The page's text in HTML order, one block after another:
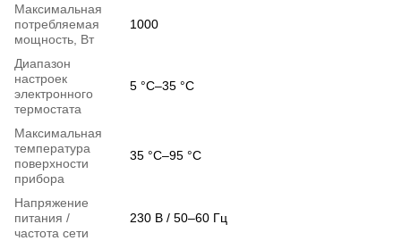
Максимальная
потребляемая
мощность, Вт
1000
Диапазон
настроек
электронного
термостата
5 °C–35 °C
Максимальная
температура
поверхности
прибора
35 °C–95 °C
Напряжение
питания /
частота сети
230 В / 50–60 Гц